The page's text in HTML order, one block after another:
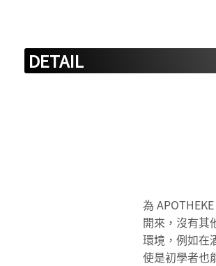
DETAIL
為
開來，沒有其
環境，例如在
使是初學者也